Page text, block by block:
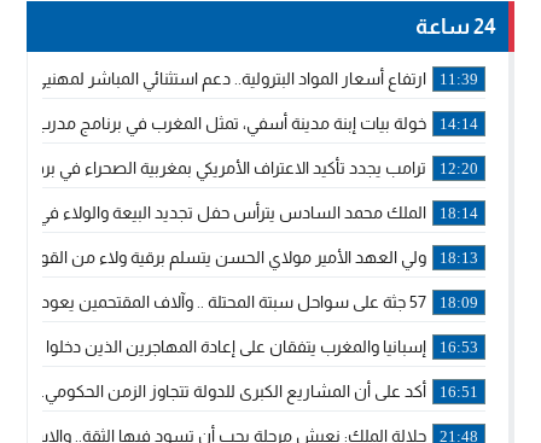
24 ساعة
11:39 ارتفاع أسعار المواد البترولية.. دعم استثنائي المباشر لمهنيي
14:14 خولة بيات إبنة مدينة أسفي، تمثل المغرب في برنامج مدرب
12:20 ترامب يجدد تأكيد الاعتراف الأمريكي بمغربية الصحراء في برقية
18:14 الملك محمد السادس يترأس حفل تجديد البيعة والولاء في
18:13 ولي العهد الأمير مولاي الحسن يتسلم برقية ولاء من القوات
18:09 57 جثة على سواحل سبتة المحتلة .. وآلاف المقتحمين يعودون إلى المغرب
16:53 إسبانيا والمغرب يتفقان على إعادة المهاجرين الذين دخلوا سبتة
16:51 أكد على أن المشاريع الكبرى للدولة تتجاوز الزمن الحكومي..
21:48 جلالة الملك: نعيش مرحلة يجب أن تسود فيها الثقة..